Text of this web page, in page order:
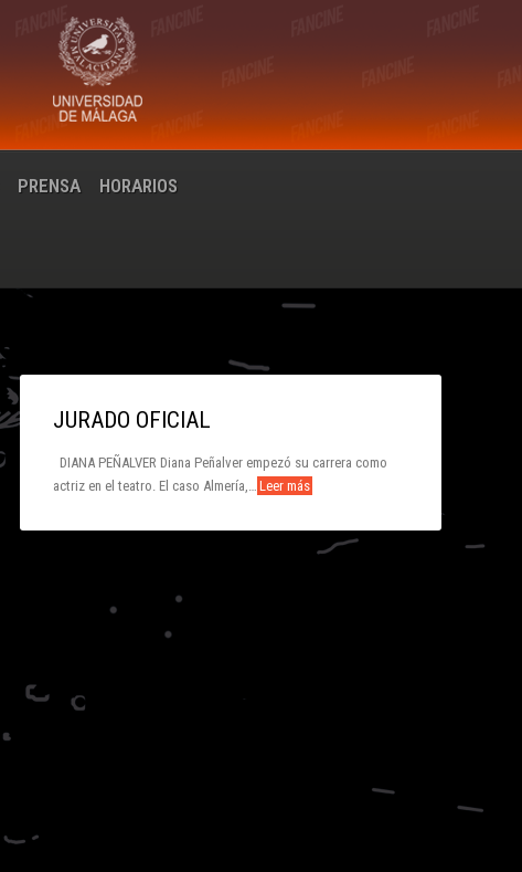
PRENSA HORARIOS
JURADO OFICIAL
DIANA PEÑALVER Diana Peñalver empezó su carrera como
actriz en el teatro. El caso Almería,… Leer más